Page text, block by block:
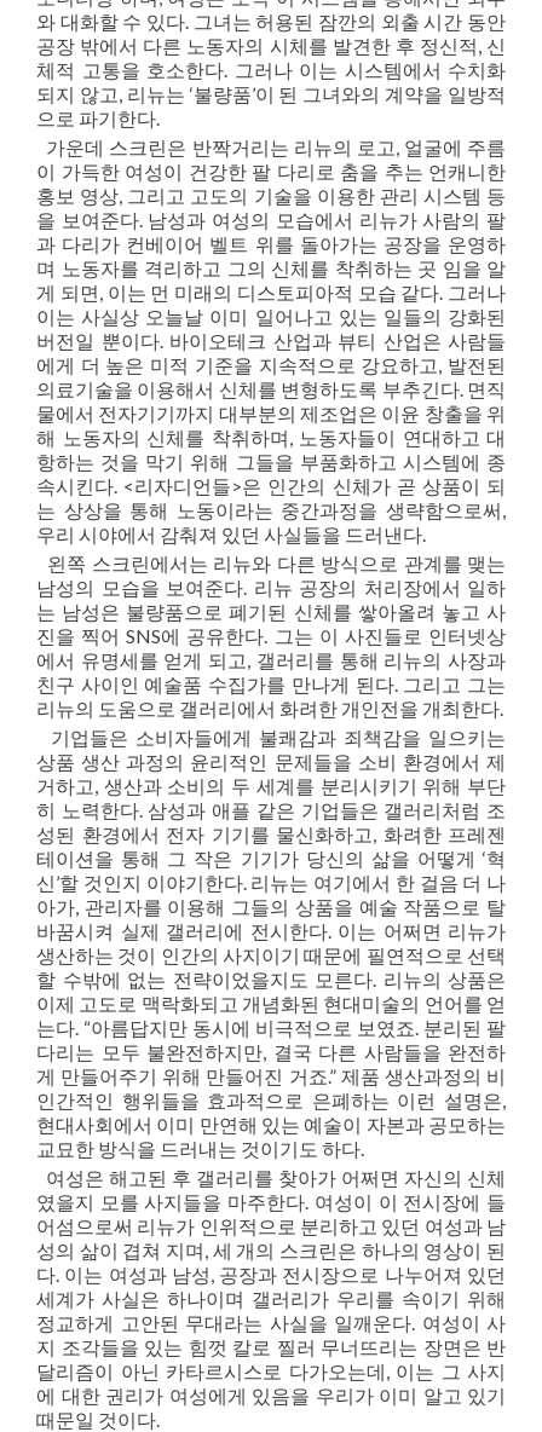
와 대화할 수 있다. 그녀는 허용된 잠깐의 외출 시간 동안
공장 밖에서 다른 노동자의 시체를 발견한 후 정신적, 신
체적 고통을 호소한다. 그러나 이는 시스템에서 수치화
되지 않고, 리뉴는 ‘불량품’이 된 그녀와의 계약을 일방적
으로 파기한다.
가운데 스크린은 반짝거리는 리뉴의 로고, 얼굴에 주름
이 가득한 여성이 건강한 팔 다리로 춤을 추는 언캐니한
홍보 영상, 그리고 고도의 기술을 이용한 관리 시스템 등
을 보여준다. 남성과 여성의 모습에서 리뉴가 사람의 팔
과 다리가 컨베이어 벨트 위를 돌아가는 공장을 운영하
며 노동자를 격리하고 그의 신체를 착취하는 곳 임을 알
게 되면, 이는 먼 미래의 디스토피아적 모습 같다. 그러나
이는 사실상 오늘날 이미 일어나고 있는 일들의 강화된
버전일 뿐이다. 바이오테크 산업과 뷰티 산업은 사람들
에게 더 높은 미적 기준을 지속적으로 강요하고, 발전된
의료기술을 이용해서 신체를 변형하도록 부추긴다. 면직
물에서 전자기기까지 대부분의 제조업은 이윤 창출을 위
해 노동자의 신체를 착취하며, 노동자들이 연대하고 대
항하는 것을 막기 위해 그들을 부품화하고 시스템에 종
속시킨다. <리자디언들>은 인간의 신체가 곧 상품이 되
는 상상을 통해 노동이라는 중간과정을 생략함으로써,
우리 시야에서 감춰져 있던 사실들을 드러낸다.
왼쪽 스크린에서는 리뉴와 다른 방식으로 관계를 맺는
남성의 모습을 보여준다. 리뉴 공장의 처리장에서 일하
는 남성은 불량품으로 폐기된 신체를 쌓아올려 놓고 사
진을 찍어 SNS에 공유한다. 그는 이 사진들로 인터넷상
에서 유명세를 얻게 되고, 갤러리를 통해 리뉴의 사장과
친구 사이인 예술품 수집가를 만나게 된다. 그리고 그는
리뉴의 도움으로 갤러리에서 화려한 개인전을 개최한다.
기업들은 소비자들에게 불쾌감과 죄책감을 일으키는
상품 생산 과정의 윤리적인 문제들을 소비 환경에서 제
거하고, 생산과 소비의 두 세계를 분리시키기 위해 부단
히 노력한다. 삼성과 애플 같은 기업들은 갤러리처럼 조
성된 환경에서 전자 기기를 물신화하고, 화려한 프레젠
테이션을 통해 그 작은 기기가 당신의 삶을 어떻게 ‘혁
신’할 것인지 이야기한다. 리뉴는 여기에서 한 걸음 더 나
아가, 관리자를 이용해 그들의 상품을 예술 작품으로 탈
바꿈시켜 실제 갤러리에 전시한다. 이는 어쩌면 리뉴가
생산하는 것이 인간의 사지이기 때문에 필연적으로 선택
할 수밖에 없는 전략이었을지도 모른다. 리뉴의 상품은
이제 고도로 맥락화되고 개념화된 현대미술의 언어를 얻
는다. “아름답지만 동시에 비극적으로 보였죠. 분리된 팔
다리는 모두 불완전하지만, 결국 다른 사람들을 완전하
게 만들어주기 위해 만들어진 거죠.” 제품 생산과정의 비
인간적인 행위들을 효과적으로 은폐하는 이런 설명은,
현대사회에서 이미 만연해 있는 예술이 자본과 공모하는
교묘한 방식을 드러내는 것이기도 하다.
여성은 해고된 후 갤러리를 찾아가 어쩌면 자신의 신체
였을지 모를 사지들을 마주한다. 여성이 이 전시장에 들
어섬으로써 리뉴가 인위적으로 분리하고 있던 여성과 남
성의 삶이 겹쳐 지며, 세 개의 스크린은 하나의 영상이 된
다. 이는 여성과 남성, 공장과 전시장으로 나누어져 있던
세계가 사실은 하나이며 갤러리가 우리를 속이기 위해
정교하게 고안된 무대라는 사실을 일깨운다. 여성이 사
지 조각들을 있는 힘껏 칼로 찔러 무너뜨리는 장면은 반
달리즘이 아닌 카타르시스로 다가오는데, 이는 그 사지
에 대한 권리가 여성에게 있음을 우리가 이미 알고 있기
때문일 것이다.